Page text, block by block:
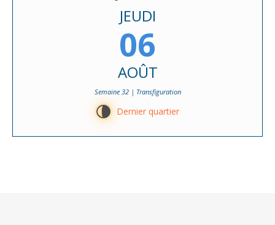
JEUDI
06
AOÛT
Semaine 32 | Transfiguration
U Dernier quartier